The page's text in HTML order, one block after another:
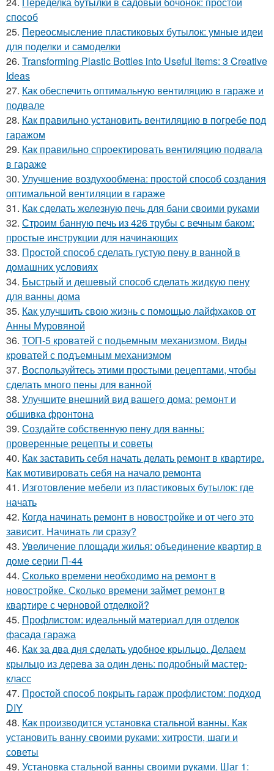
способ
25. Переосмысление пластиковых бутылок: умные идеи
для поделки и самоделки
26. Transforming Plastic Bottles into Useful Items: 3 Creative
Ideas
27. Как обеспечить оптимальную вентиляцию в гараже и
подвале
28. Как правильно установить вентиляцию в погребе под
гаражом
29. Как правильно спроектировать вентиляцию подвала
в гараже
30. Улучшение воздухообмена: простой способ создания
оптимальной вентиляции в гараже
31. Как сделать железную печь для бани своими руками
32. Строим банную печь из 426 трубы с вечным баком:
простые инструкции для начинающих
33. Простой способ сделать густую пену в ванной в
домашних условиях
34. Быстрый и дешевый способ сделать жидкую пену
для ванны дома
35. Как улучшить свою жизнь с помощью лайфхаков от
Анны Муровяной
36. ТОП-5 кроватей с подьемным механизмом. Виды
кроватей с подъемным механизмом
37. Воспользуйтесь этими простыми рецептами, чтобы
сделать много пены для ванной
38. Улучшите внешний вид вашего дома: ремонт и
обшивка фронтона
39. Создайте собственную пену для ванны:
проверенные рецепты и советы
40. Как заставить себя начать делать ремонт в квартире.
Как мотивировать себя на начало ремонта
41. Изготовление мебели из пластиковых бутылок: где
начать
42. Когда начинать ремонт в новостройке и от чего это
зависит. Начинать ли сразу?
43. Увеличение площади жилья: объединение квартир в
доме серии П-44
44. Сколько времени необходимо на ремонт в
новостройке. Сколько времени займет ремонт в
квартире с черновой отделкой?
45. Профлистом: идеальный материал для отделок
фасада гаража
46. Как за два дня сделать удобное крыльцо. Делаем
крыльцо из дерева за один день: подробный мастер-
класс
47. Простой способ покрыть гараж профлистом: подход
DIY
48. Как производится установка стальной ванны. Как
установить ванну своими руками: хитрости, шаги и
советы
49. Установка стальной ванны своими руками. Шаг 1: